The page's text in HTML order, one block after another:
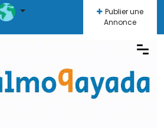
Publier une
Annonce